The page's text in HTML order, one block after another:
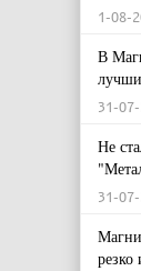
1-08-
В
31-
Не
31-
резко